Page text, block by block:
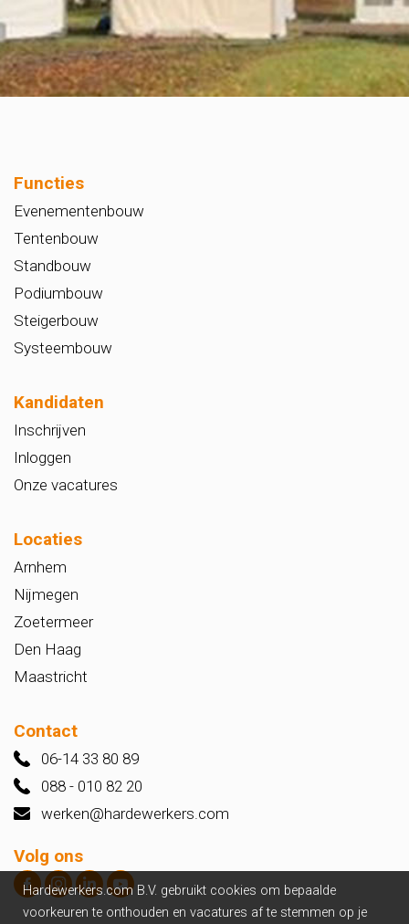
Functies
Evenementenbouw
Tentenbouw
Standbouw
Podiumbouw
Steigerbouw
Systeembouw
Kandidaten
Inschrijven
Inloggen
Onze vacatures
Locaties
Arnhem
Nijmegen
Zoetermeer
Den Haag
Maastricht
Contact
06-14 33 80 89
088 - 010 82 20
werken@hardewerkers.com
Volg ons
Hardewerkers.com B.V. gebruikt cookies om bepaalde
voorkeuren te onthouden en vacatures af te stemmen op je